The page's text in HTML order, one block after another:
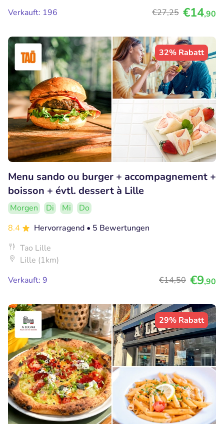
Verkauft: 196
€27,25 €14,90
32% Rabatt
Menu sando ou burger + accompagnement +
boisson + évtl. dessert à Lille
Morgen Di Mi
Do
8.4
Hervorragend • 5 Bewertungen
Tao Lille
Lille (1km)
Verkauft: 9
€14,50 €9,90
29% Rabatt